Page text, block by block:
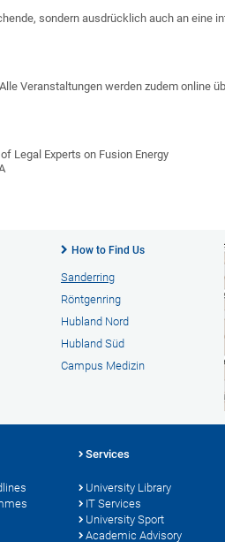
sondern ausdrücklich auch an eine
Veranstaltungen werden zudem online
Legal Experts on Fusion Energy
How to Find Us
Sanderring
Röntgenring
Hubland Nord
Hubland Süd
Campus Medizin
Services
University Library
IT Services
University Sport
Academic Advisory